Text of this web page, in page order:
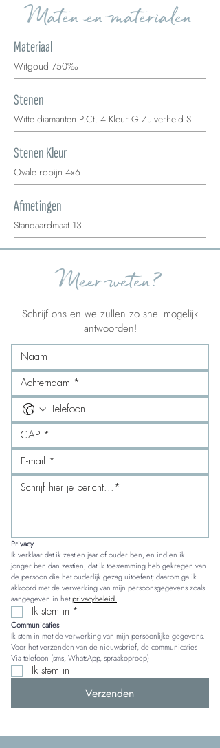
Maten en materialen
Materiaal
Witgoud 750‰
Stenen
Witte diamanten P.Ct. 4 Kleur G Zuiverheid SI
Stenen Kleur
Ovale robijn 4x6
Afmetingen
Standaardmaat 13
Meer weten?
Schrijf ons en we zullen zo snel mogelijk
antwoorden!
Privacy
Ik verklaar dat ik zestien jaar of ouder ben, en indien ik
jonger ben dan zestien, dat ik toestemming heb gekregen van
de persoon die het ouderlijk gezag uitoefent; daarom ga ik
akkoord met de verwerking van mijn persoonsgegevens zoals
aangegeven in het privacybeleid.
Ik stem in *
Communicaties
Ik stem in met de verwerking van mijn persoonlijke gegevens.
Voor het verzenden van de nieuwsbrief, de communicaties
Via telefoon (sms, WhatsApp, spraakoproep)
Ik stem in
Verzenden